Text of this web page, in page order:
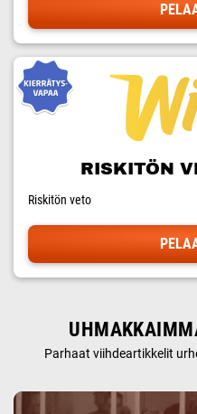
RISKITÖN
Riskitön veto
Parhaat viihdeartikkelit